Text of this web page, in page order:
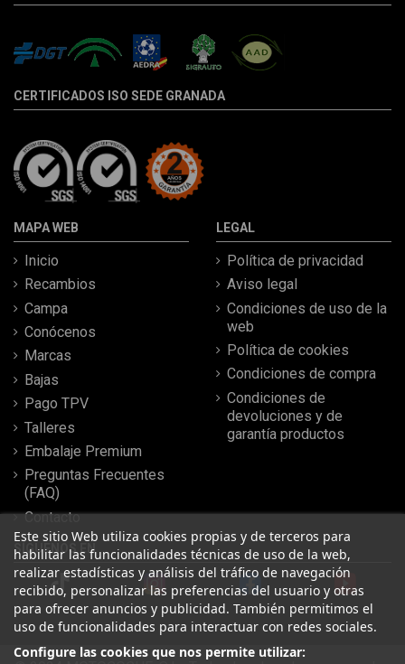
CERTIFICADOS ISO SEDE GRANADA
MAPA WEB
Inicio
Recambios
Campa
Conócenos
Marcas
Bajas
Pago TPV
Talleres
Embalaje Premium
Preguntas Frecuentes
(FAQ)
Contacto
LEGAL
Política de privacidad
Aviso legal
Condiciones de uso de la
web
Política de cookies
Condiciones de compra
Condiciones de
devoluciones y de
garantía productos
Este sitio Web utiliza cookies propias y de terceros para
habilitar las funcionalidades técnicas de uso de la web,
realizar estadísticas y análisis del tráfico de navegación
recibido, personalizar las preferencias del usuario y otras
para ofrecer anuncios y publicidad. También permitimos el
uso de funcionalidades para interactuar con redes sociales.
Configure las cookies que nos permite utilizar:
SÍGUENOS EN